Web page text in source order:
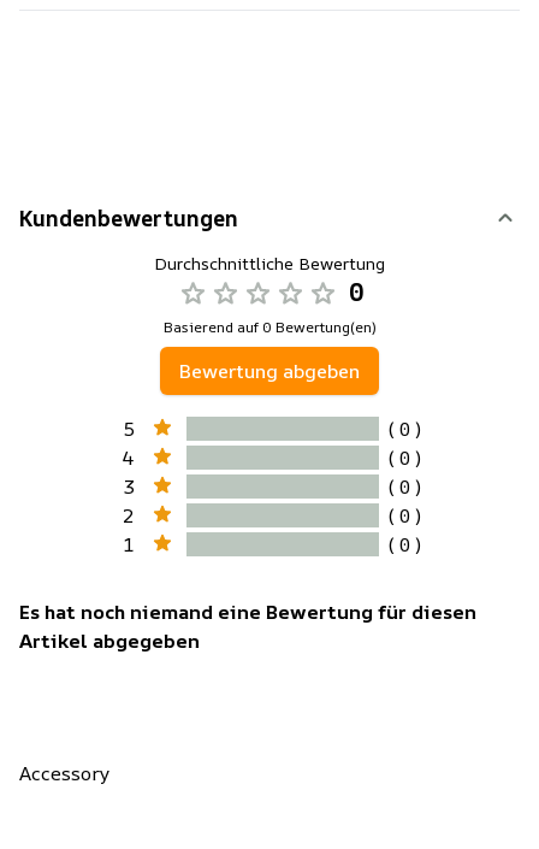
Kundenbewertungen
Durchschnittliche Bewertung
0
Basierend auf 0 Bewertung(en)
Bewertung abgeben
5
( 0 )
4
( 0 )
3
( 0 )
2
( 0 )
1
( 0 )
Es hat noch niemand eine Bewertung für diesen
Artikel abgegeben
Accessory